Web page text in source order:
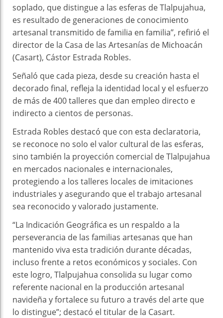
soplado, que distingue a las esferas de Tlalpujahua,
es resultado de generaciones de conocimiento
artesanal transmitido de familia en familia”, refirió el
director de la Casa de las Artesanías de Michoacán
(Casart), Cástor Estrada Robles.
Señaló que cada pieza, desde su creación hasta el
decorado final, refleja la identidad local y el esfuerzo
de más de 400 talleres que dan empleo directo e
indirecto a cientos de personas.
Estrada Robles destacó que con esta declaratoria,
se reconoce no solo el valor cultural de las esferas,
sino también la proyección comercial de Tlalpujahua
en mercados nacionales e internacionales,
protegiendo a los talleres locales de imitaciones
industriales y asegurando que el trabajo artesanal
sea reconocido y valorado justamente.
“La Indicación Geográfica es un respaldo a la
perseverancia de las familias artesanas que han
mantenido viva esta tradición durante décadas,
incluso frente a retos económicos y sociales. Con
este logro, Tlalpujahua consolida su lugar como
referente nacional en la producción artesanal
navideña y fortalece su futuro a través del arte que
lo distingue”; destacó el titular de la Casart.